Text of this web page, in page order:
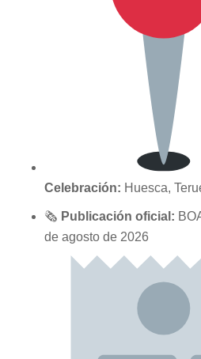
Celebración: Huesca,
🗞 Publicación oficial:
de agosto de 2026